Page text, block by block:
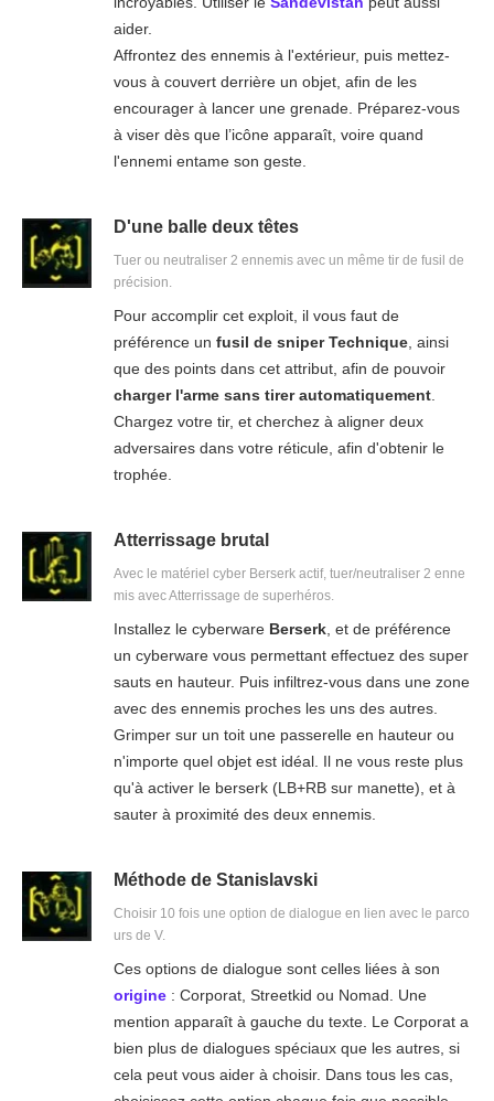
aider.
Affrontez des ennemis à l'extérieur, puis mettez-
vous à couvert derrière un objet, afin de les
encourager à lancer une grenade. Préparez-vous
à viser dès que l’icône apparaît, voire quand
l'ennemi entame son geste.
D'une balle deux têtes
Tuer ou neutraliser 2 ennemis avec un même tir de fusil de
précision.
Pour accomplir cet exploit, il vous faut de
préférence un fusil de sniper Technique , ainsi
que des points dans cet attribut, afin de pouvoir
charger l'arme sans tirer automatiquement
Chargez votre tir, et cherchez à aligner deux
adversaires dans votre réticule, afin d'obtenir le
trophée.
Atterrissage brutal
Avec le matériel cyber Berserk actif, tuer/neutraliser 2 enne
mis avec Atterrissage de superhéros.
Installez le cyberware Berserk , et de préférence
un cyberware vous permettant effectuez des super
sauts en hauteur. Puis infiltrez-vous dans une zone
avec des ennemis proches les uns des autres.
Grimper sur un toit une passerelle en hauteur ou
n'importe quel objet est idéal. Il ne vous reste plus
qu'à activer le berserk (LB+RB sur manette), et à
sauter à proximité des deux ennemis.
Méthode de Stanislavski
Choisir 10 fois une option de dialogue en lien avec le parco
urs de V.
Ces options de dialogue sont celles liées à son
origine : Corporat, Streetkid ou Nomad. Une
mention apparaît à gauche du texte. Le Corporat a
bien plus de dialogues spéciaux que les autres, si
cela peut vous aider à choisir. Dans tous les cas,